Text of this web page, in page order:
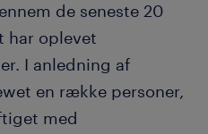
de seneste 20
har oplevet
I anledning af
en række personer,
med